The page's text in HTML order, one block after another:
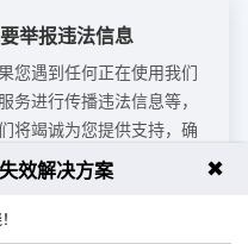
举报违法信息
您遇到任何正在使用我们
务进行传播违法信息等，
将竭诚为您提供支持，确
的举报得到及时处理，共
护网络环境的清朗。
效解决方案 ✖